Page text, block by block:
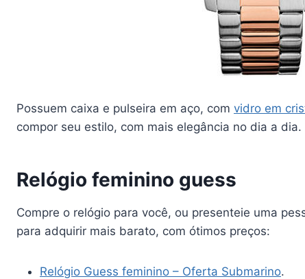
Possuem caixa e pulseira em aço, com vidro em
compor seu estilo, com mais elegância no dia a dia.
Relógio feminino guess
Compre o relógio para você, ou presenteie uma
para adquirir mais barato, com ótimos preços:
Relógio Guess feminino – Oferta Submarino.